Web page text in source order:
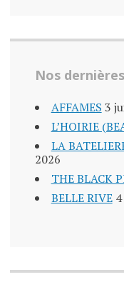
Nos
AFFAMES 3
L’HOIRIE
LA
2026
THE BLACK
BELLE RIVE